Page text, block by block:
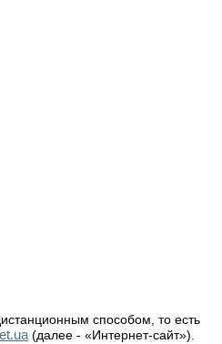
способом, то есть
(далее - «Интернет-сайт»).